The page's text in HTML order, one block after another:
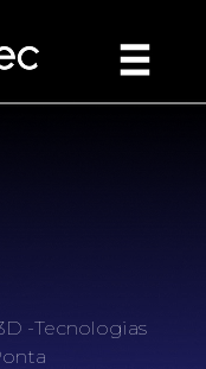
-Tecnologias